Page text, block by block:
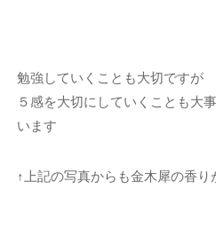
勉強していくことも大切ですが
５感を大切にしていくことも大
います
↑上記の写真からも金木犀の香り